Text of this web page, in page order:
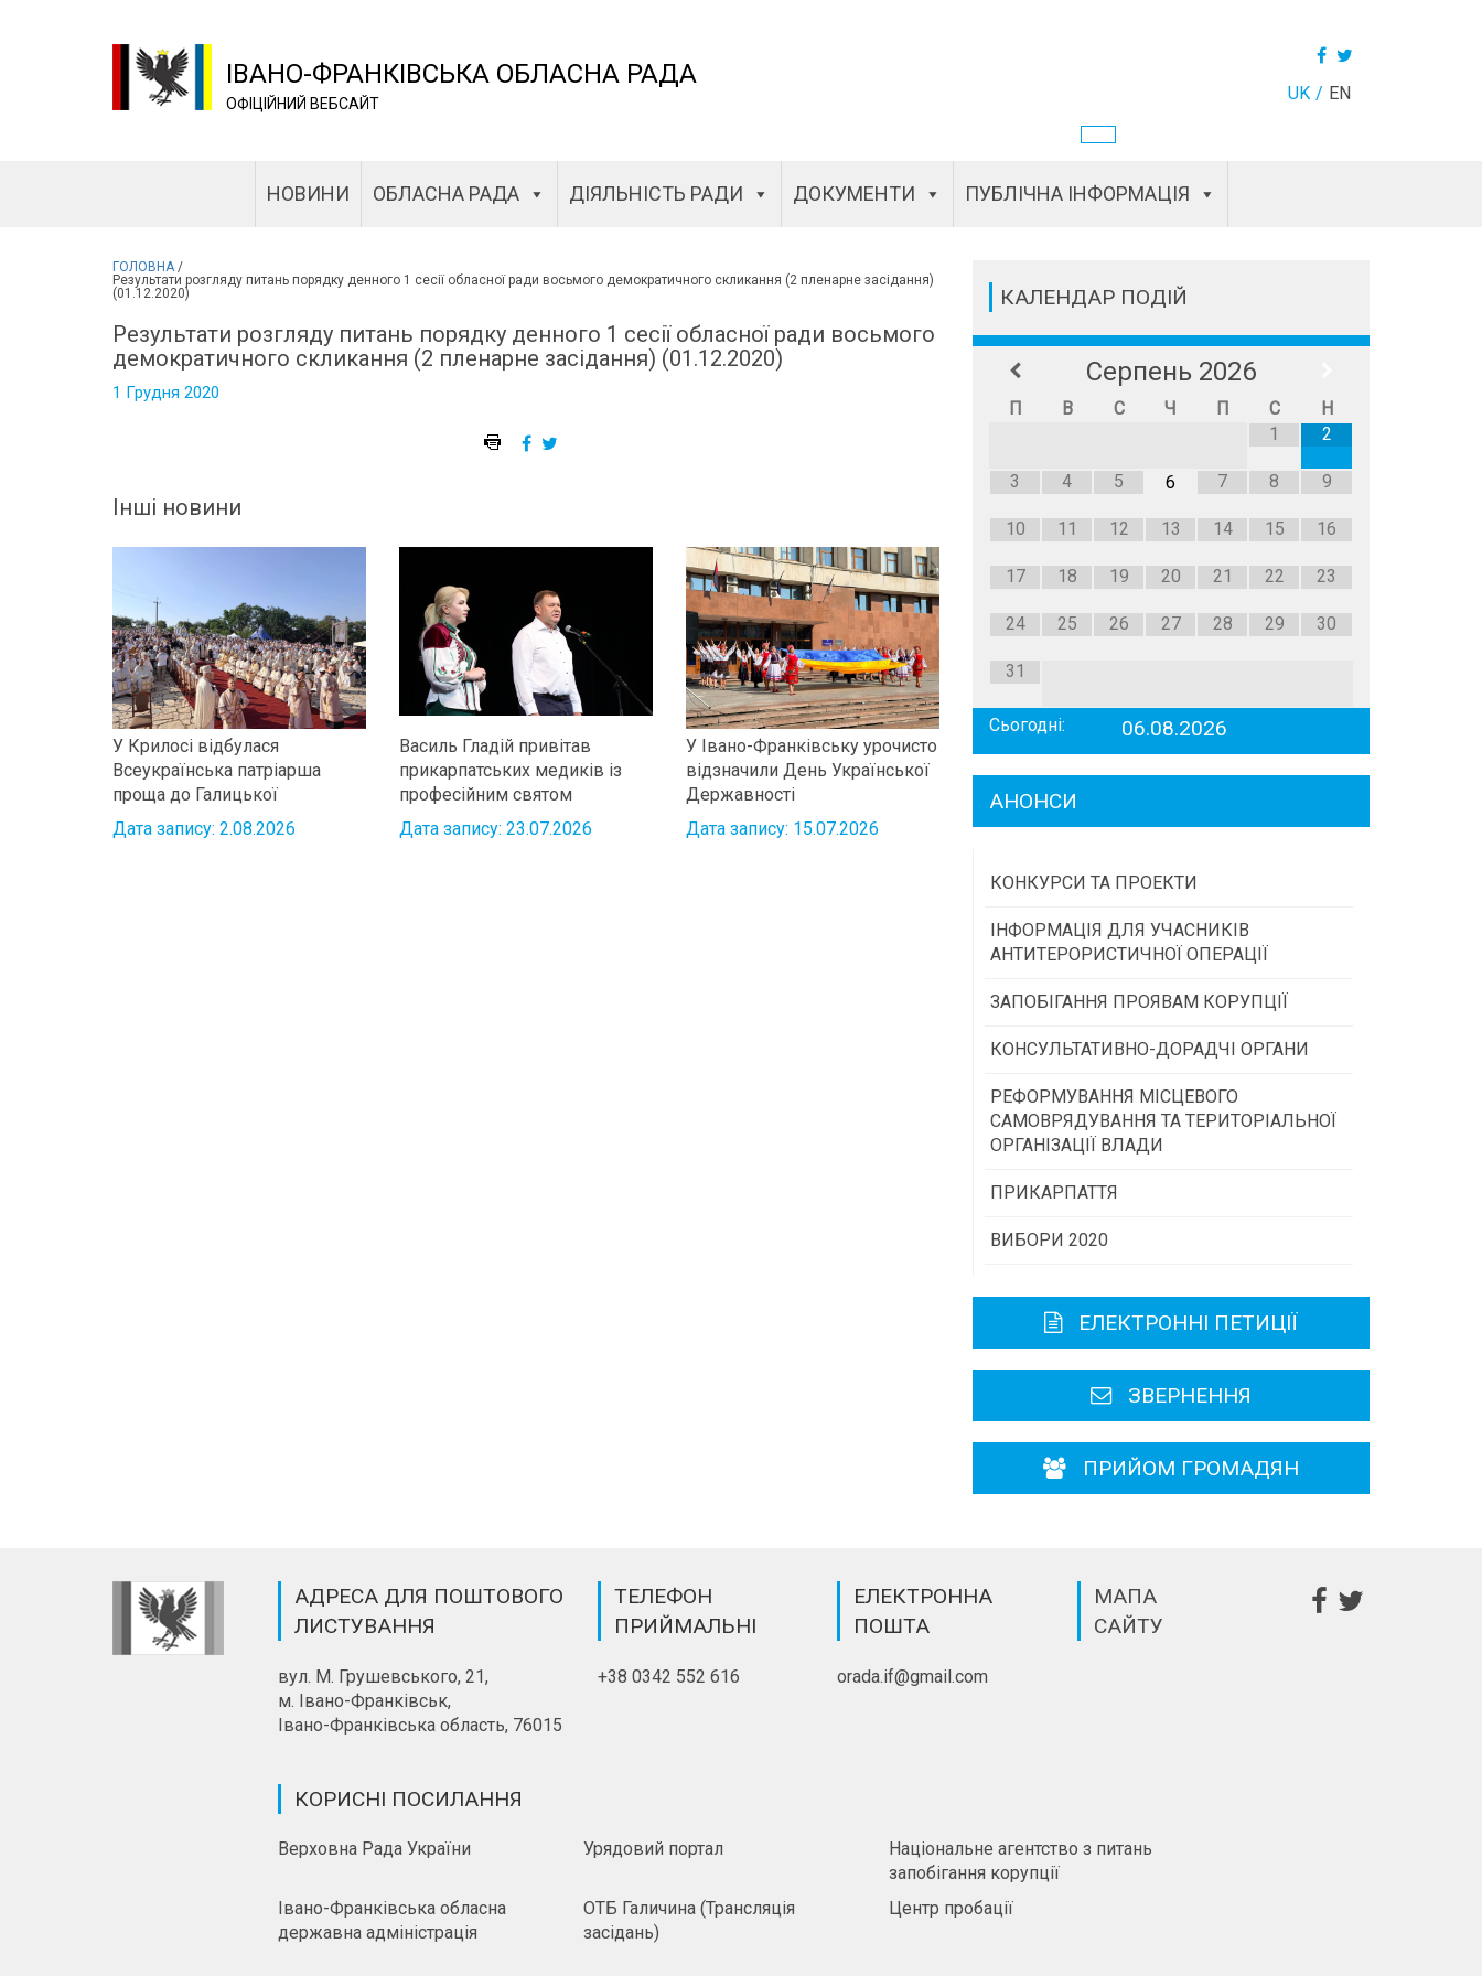
ІВАНО-ФРАНКІВСЬКА ОБЛАСНА РАДА
ОФІЦІЙНИЙ ВЕБСАЙТ UK EN
НОВИНИ ОБЛАСНА РАДА ДІЯЛЬНІСТЬ РАДИ ДОКУМЕНТИ ПУБЛІЧНА ІНФОРМАЦІЯ
ГОЛОВНА/
Результати розгляду питань порядку денного 1 сесії обласної ради восьмого демократичного скликання (2 пленарне засідання)
(01.12.2020)
Результати розгляду питань порядку денного 1 сесії обласної ради восьмого
демократичного скликання (2 пленарне засідання) (01.12.2020)
1 Грудня 2020
Інші новини
У Крилосі відбулася
Всеукраїнська патріарша
проща до Галицької
чудотворної ікони
Дата запису: 2.08.2026
Василь Гладій привітав
прикарпатських медиків із
професійним святом
Дата запису: 23.07.2026
У Івано-Франківську урочисто
відзначили День Української
Державності
Дата запису: 15.07.2026
КАЛЕНДАР ПОДІЙ
Серпень 2026
П В С Ч П С
Н
1
2
3 4 5 6 7 8 9
10 11 12 13 14 15 16
17 18 19 20 21 22 23
24 25 26 27 28 29 30
31
Сьогодні: 06.08.2026
АНОНСИ
КОНКУРСИ ТА ПРОЕКТИ
Конкурс проектів та програм місцевого
самоврядування
суспільства
Програми/конкурси МТД
ІНФОРМАЦІЯ ДЛЯ УЧАСНИКІВ
АНТИТЕРОРИСТИЧНОЇ ОПЕРАЦІЇ
ЗАПОБІГАННЯ ПРОЯВАМ КОРУПЦІЇ
КОНСУЛЬТАТИВНО-ДОРАДЧІ ОРГАНИ
Консультативна рада
РЕФОРМУВАННЯ МІСЦЕВОГО
САМОВРЯДУВАННЯ ТА ТЕРИТОРІАЛЬНОЇ
ОРГАНІЗАЦІЇ ВЛАДИ
ПРИКАРПАТТЯ
Історична довідка
Карта області
Районні, міські ради
ВИБОРИ 2020
ЕЛЕКТРОННІ ПЕТИЦІЇ
ЗВЕРНЕННЯ
ПРИЙОМ ГРОМАДЯН
АДРЕСА ДЛЯ ПОШТОВОГО
ЛИСТУВАННЯ
вул. М. Грушевського, 21,
м. Івано-Франківськ,
Івано-Франківська область, 76015
ТЕЛЕФОН
ПРИЙМАЛЬНІ
+38 0342 552 616
ЕЛЕКТРОННА
ПОШТА
orada.if@gmail.com
МАПА
САЙТУ
КОРИСНІ ПОСИЛАННЯ
Верховна Рада України Урядовий портал
Національне агентство з питань
запобігання корупції
Івано-Франківська обласна
державна адміністрація
ОТБ Галичина (Трансляція
засідань)
Центр пробації